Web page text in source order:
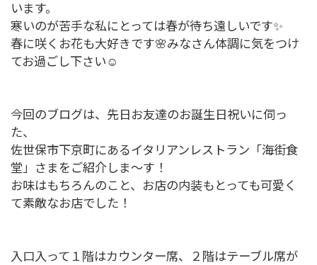
います。
寒いのが苦手な私にとっては春が待ち遠しいです✨
春に咲くお花も大好きです🌸みなさん体調に気をつけ
てお過ごし下さい☺
今回のブログは、先日お友達のお誕生日祝いに伺っ
た、
佐世保市下京町にあるイタリアンレストラン「海街食
堂」さまをご紹介しま～す！
お味はもちろんのこと、お店の内装もとっても可愛く
て素敵なお店でした！
入口入って１階はカウンター席、２階はテーブル席が